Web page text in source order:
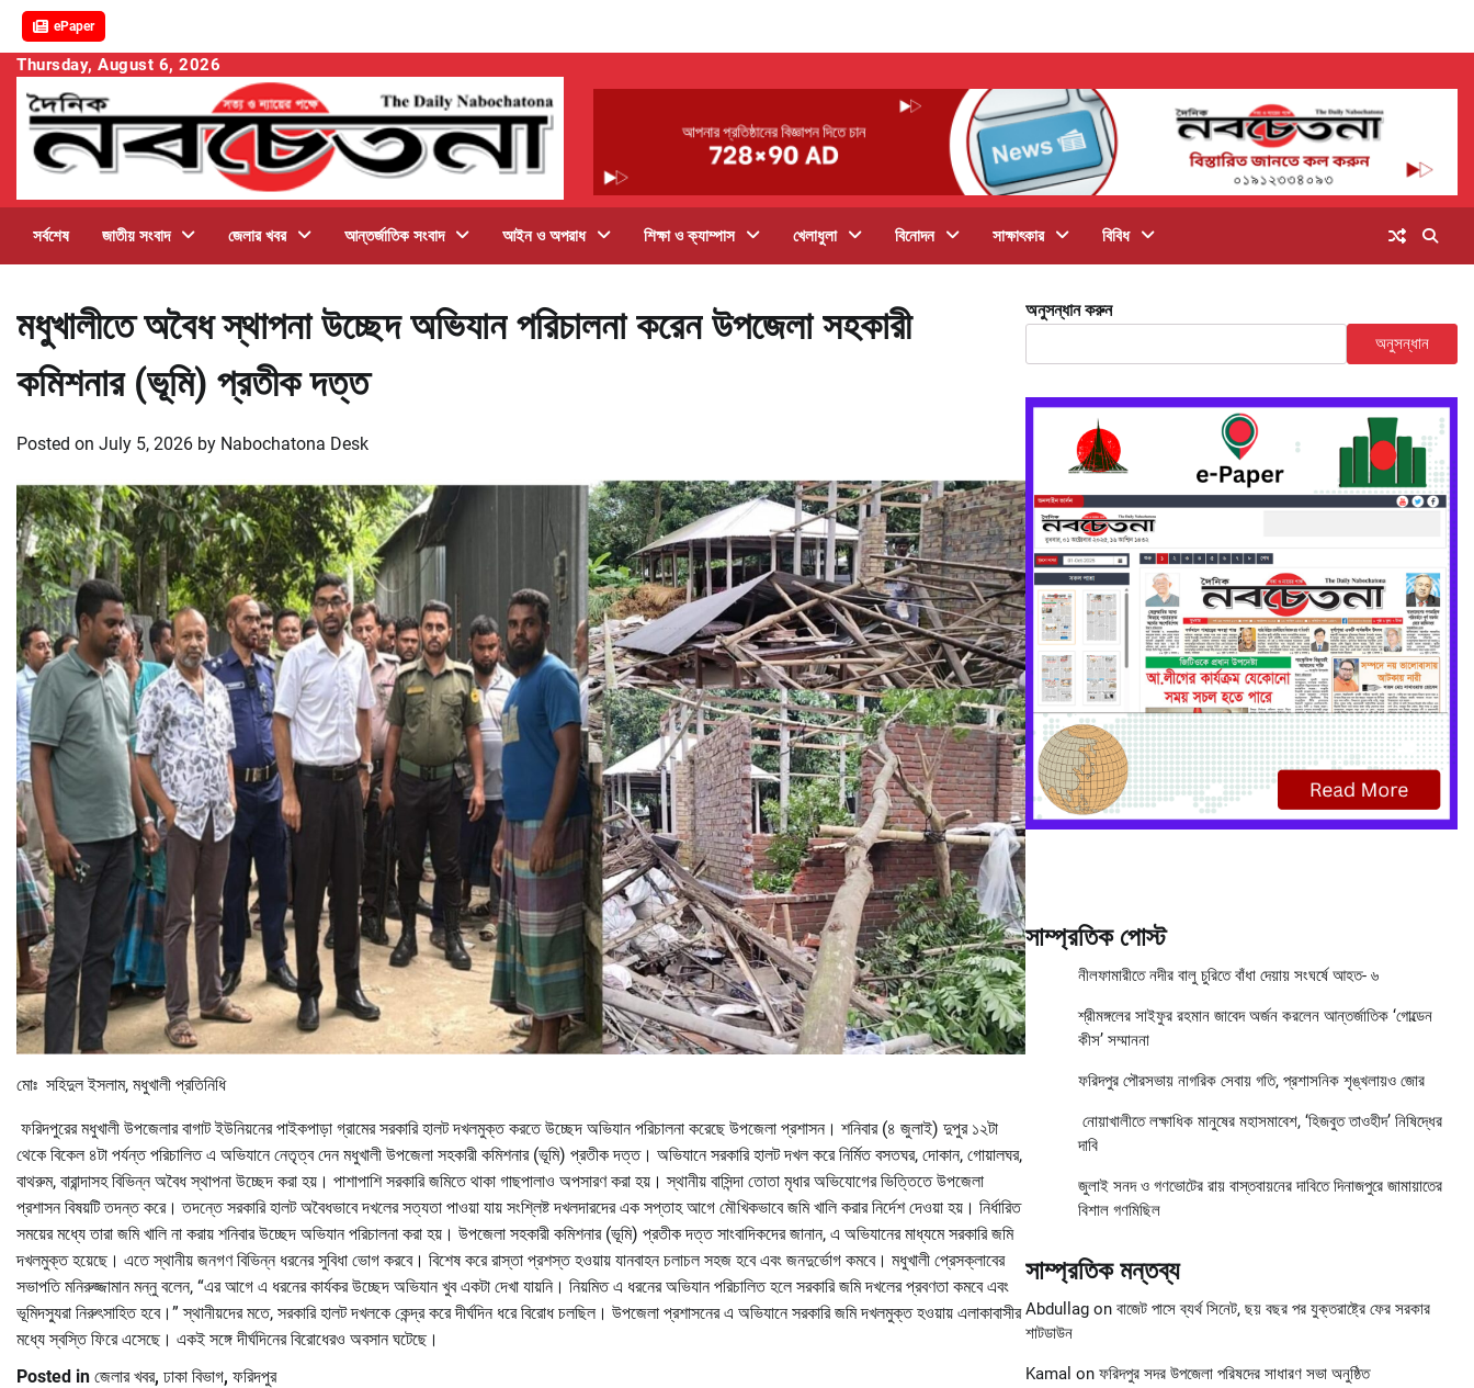
ePaper
Skip
content
Thursday, August 6, 2026
সর্বশেষ জাতীয় সংবাদ জেলার খবর আন্তর্জাতিক সংবাদ আইন ও অপরাধ শিক্ষা ও ক্যাম্পাস খেলাধুলা বিনোদন সাক্ষাৎকার বিবিধ
মধুখালীতে অবৈধ স্থাপনা উচ্ছেদ অভিযান পরিচালনা করেন উপজেলা সহকারী
কমিশনার (ভূমি) প্রতীক দত্ত
Posted on July 5, 2026 by Nabochatona Desk
মোঃ সহিদুল ইসলাম, মধুখালী প্রতিনিধি
ফরিদপুরের মধুখালী উপজেলার বাগাট ইউনিয়নের পাইকপাড়া গ্রামের সরকারি হালট দখলমুক্ত করতে উচ্ছেদ অভিযান পরিচালনা করেছে উপজেলা প্রশাসন। শনিবার (৪ জুলাই) দুপুর ১২টা
থেকে বিকেল ৪টা পর্যন্ত পরিচালিত এ অভিযানে নেতৃত্ব দেন মধুখালী উপজেলা সহকারী কমিশনার (ভূমি) প্রতীক দত্ত। অভিযানে সরকারি হালট দখল করে নির্মিত বসতঘর, দোকান, গোয়ালঘর,
বাথরুম, বারান্দাসহ বিভিন্ন অবৈধ স্থাপনা উচ্ছেদ করা হয়। পাশাপাশি সরকারি জমিতে থাকা গাছপালাও অপসারণ করা হয়। স্থানীয় বাসিন্দা তোতা মৃধার অভিযোগের ভিত্তিতে উপজেলা
প্রশাসন বিষয়টি তদন্ত করে। তদন্তে সরকারি হালট অবৈধভাবে দখলের সত্যতা পাওয়া যায় সংশ্লিষ্ট দখলদারদের এক সপ্তাহ আগে মৌখিকভাবে জমি খালি করার নির্দেশ দেওয়া হয়। নির্ধারিত
সময়ের মধ্যে তারা জমি খালি না করায় শনিবার উচ্ছেদ অভিযান পরিচালনা করা হয়। উপজেলা সহকারী কমিশনার (ভূমি) প্রতীক দত্ত সাংবাদিকদের জানান, এ অভিযানের মাধ্যমে সরকারি জমি
দখলমুক্ত হয়েছে। এতে স্থানীয় জনগণ বিভিন্ন ধরনের সুবিধা ভোগ করবে। বিশেষ করে রাস্তা প্রশস্ত হওয়ায় যানবাহন চলাচল সহজ হবে এবং জনদুর্ভোগ কমবে। মধুখালী প্রেসক্লাবের
সভাপতি মনিরুজ্জামান মন্নু বলেন, “এর আগে এ ধরনের কার্যকর উচ্ছেদ অভিযান খুব একটা দেখা যায়নি। নিয়মিত এ ধরনের অভিযান পরিচালিত হলে সরকারি জমি দখলের প্রবণতা কমবে এবং
ভূমিদস্যুরা নিরুৎসাহিত হবে।” স্থানীয়দের মতে, সরকারি হালট দখলকে কেন্দ্র করে দীর্ঘদিন ধরে বিরোধ চলছিল। উপজেলা প্রশাসনের এ অভিযানে সরকারি জমি দখলমুক্ত হওয়ায় এলাকাবাসীর
মধ্যে স্বস্তি ফিরে এসেছে। একই সঙ্গে দীর্ঘদিনের বিরোধেরও অবসান ঘটেছে।
Posted in জেলার খবর, ঢাকা বিভাগ, ফরিদপুর
অনুসন্ধান করুন
অনুসন্ধান
সাম্প্রতিক পোস্ট
নীলফামারীতে নদীর বালু চুরিতে বাঁধা দেয়ায় সংঘর্ষে আহত- ৬
শ্রীমঙ্গলের সাইফুর রহমান জাবেদ অর্জন করলেন আন্তর্জাতিক ‘গোল্ডেন
কীস’ সম্মাননা
ফরিদপুর পৌরসভায় নাগরিক সেবায় গতি, প্রশাসনিক শৃঙ্খলায়ও জোর
নোয়াখালীতে লক্ষাধিক মানুষের মহাসমাবেশ, ‘হিজবুত তাওহীদ’ নিষিদ্ধের
দাবি
জুলাই সনদ ও গণভোটের রায় বাস্তবায়নের দাবিতে দিনাজপুরে জামায়াতের
বিশাল গণমিছিল
সাম্প্রতিক মন্তব্য
Abdullagon বাজেট পাসে ব্যর্থ সিনেট, ছয় বছর পর যুক্তরাষ্ট্রে ফের সরকার
শাটডাউন
Kamal on ফরিদপুর সদর উপজেলা পরিষদের সাধারণ সভা অনুষ্ঠিত